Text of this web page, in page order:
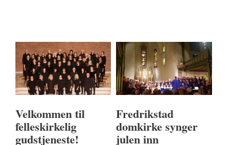
Velkommen til
felleskirkelig
gudstjeneste!
Fredrikstad
domkirke synger
julen inn